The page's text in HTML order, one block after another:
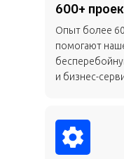
600+
Опыт более
помогают
и бизнес-